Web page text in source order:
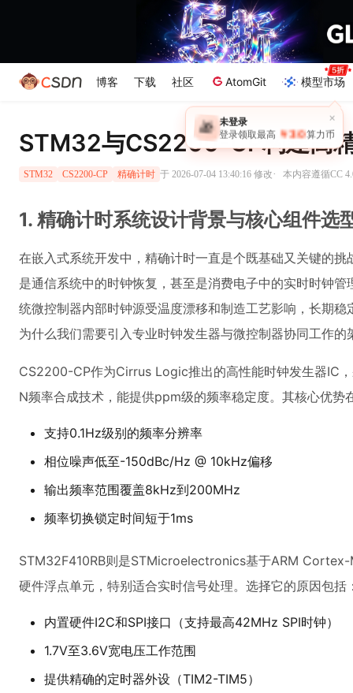
博客 下载 社区 AtomGit 模型市场
STM32与CS2200-CP构建高
STM32 CS2200-CP 精确计时 于 2026-07-04 13:40:16 修改· 本内容遵循CC
1. 精确计时系统设计背景与核心组件选
在嵌入式系统开发中，精确计时一直是个既基础又关键的
是通信系统中的时钟恢复，甚至是消费电子中的实时时钟
统微控制器内部时钟源受温度漂移和制造工艺影响，长期
为什么我们需要引入专业时钟发生器与微控制器协同工作的
CS2200-CP作为Cirrus Logic推出的高性能时钟发生器IC
N频率合成技术，能提供ppm级的频率稳定度。其核心优势
支持0.1Hz级别的频率分辨率
相位噪声低至-150dBc/Hz @ 10kHz偏移
输出频率范围覆盖8kHz到200MHz
频率切换锁定时间短于1ms
STM32F410RB则是STMicroelectronics基于ARM
硬件浮点单元，特别适合实时信号处理。选择它的原因包括
内置硬件I2C和SPI接口（支持最高42MHz SPI时钟）
1.7V至3.6V宽电压工作范围
提供精确的定时器外设（TIM2-TIM5）